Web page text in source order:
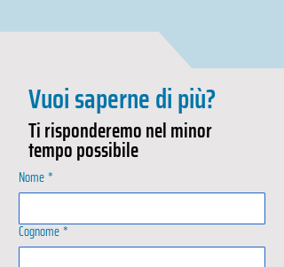
Vuoi saperne di più?
Ti risponderemo nel minor
tempo possibile
Nome*
Cognome*